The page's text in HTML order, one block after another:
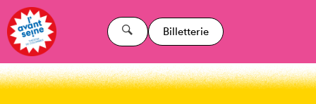
Billetterie